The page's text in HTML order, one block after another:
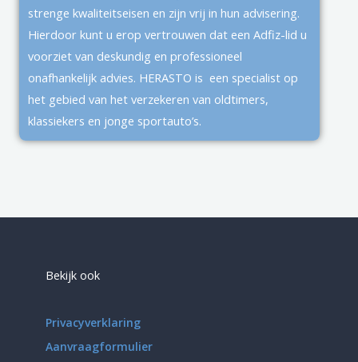
strenge kwaliteitseisen en zijn vrij in hun advisering.
Hierdoor kunt u erop vertrouwen dat een Adfiz-lid u
voorziet van deskundig en professioneel
onafhankelijk advies. HERASTO is een specialist op
het gebied van het verzekeren van oldtimers,
klassiekers en jonge sportauto’s.
Bekijk ook
Privacyverklaring
Aanvraagformulier